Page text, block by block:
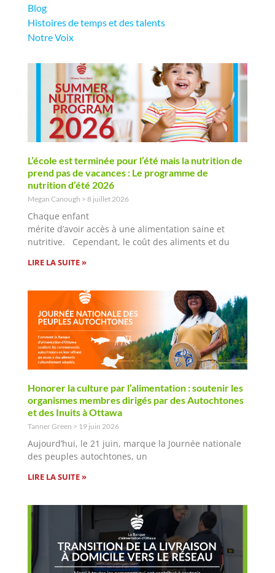
Blog
Histoires de temps et des talents
Notre Voix
L’école est terminée pour l’été mais la nutrition de
prend pas de vacances : Le programme de
nutrition d’été 2026
Megan Canough 8 juillet 2026
Chaque enfant
mérite d’avoir accès à une alimentation saine et
nutritive. Cependant, le coût des aliments et du
LIRE LA SUITE »
Honorer la culture par l’alimentation : soutenir les
organismes membres dirigés par des Autochtones
et des Inuits à Ottawa
Tanner Green 19 juin 2026
Aujourd’hui, le 21 juin, marque la Journée nationale
des peuples autochtones, un
LIRE LA SUITE »